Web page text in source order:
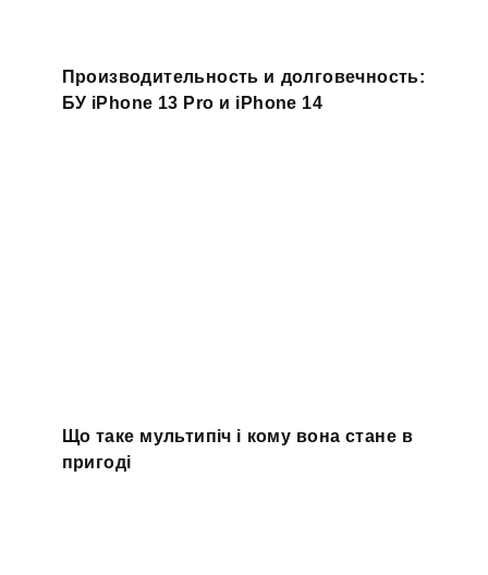
Производительность и долговечность:
БУ iPhone 13 Pro и iPhone 14
Що таке мультипіч і кому вона стане в
пригоді